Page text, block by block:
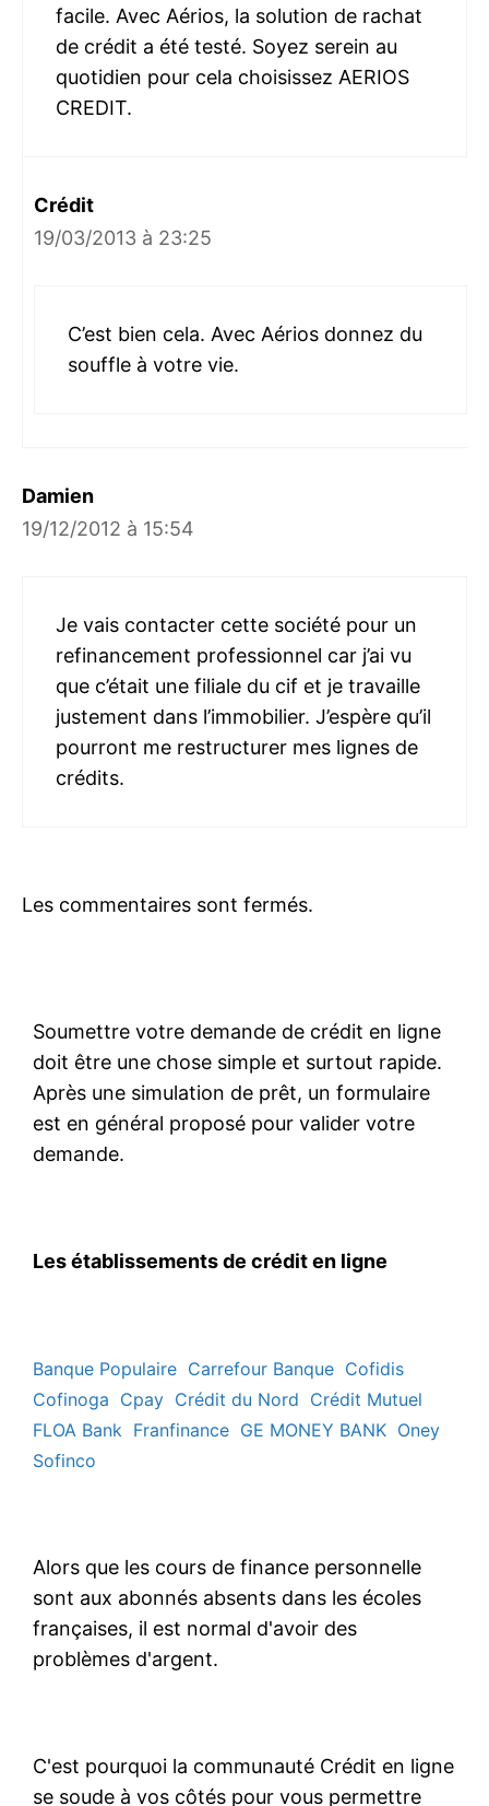
facile. Avec Aérios, la solution de rachat
de crédit a été testé. Soyez serein au
quotidien pour cela choisissez AERIOS
CREDIT.
Crédit
19/03/2013 à 23:25
C’est bien cela. Avec Aérios donnez du
souffle à votre vie.
Damien
19/12/2012 à 15:54
Je vais contacter cette société pour un
refinancement professionnel car j’ai vu
que c’était une filiale du cif et je travaille
justement dans l’immobilier. J’espère qu’il
pourront me restructurer mes lignes de
crédits.
Les commentaires sont fermés.
Soumettre votre demande de crédit en ligne
doit être une chose simple et surtout rapide.
Après une simulation de prêt, un formulaire
est en général proposé pour valider votre
demande.
Les établissements de crédit en ligne
Banque Populaire Carrefour Banque Cofidis
Cofinoga Cpay Crédit du Nord Crédit Mutuel
FLOA Bank Franfinance GE MONEY BANK Oney
Sofinco
Alors que les cours de finance personnelle
sont aux abonnés absents dans les écoles
françaises, il est normal d'avoir des
problèmes d'argent.
C'est pourquoi la communauté Crédit en ligne
se soude à vos côtés pour vous permettre